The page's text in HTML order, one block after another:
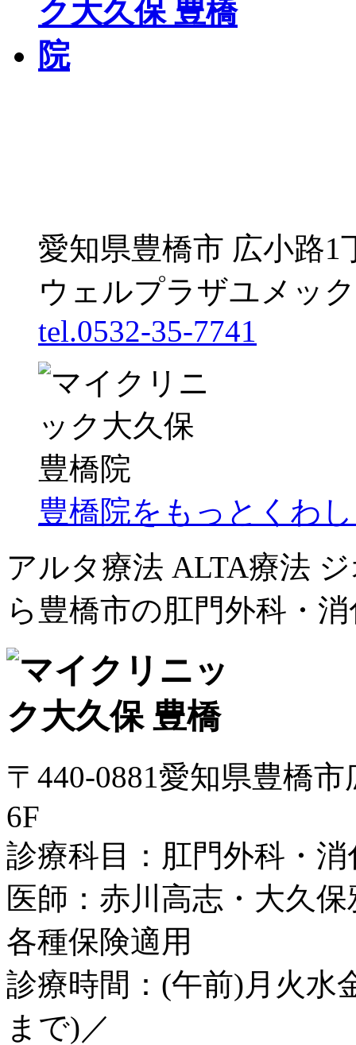
愛知県豊橋市 広小路1
ウェルプラザユメッ
tel.0532-35-7741
豊橋院をもっとくわ
アルタ療法 ALTA療法
ら豊橋市の肛門外科・
〒440-0881愛知県豊橋
6F
診療科目：肛門外科・
医師：赤川高志・大久保
各種保険適用
診療時間：(午前)月火水
まで)／